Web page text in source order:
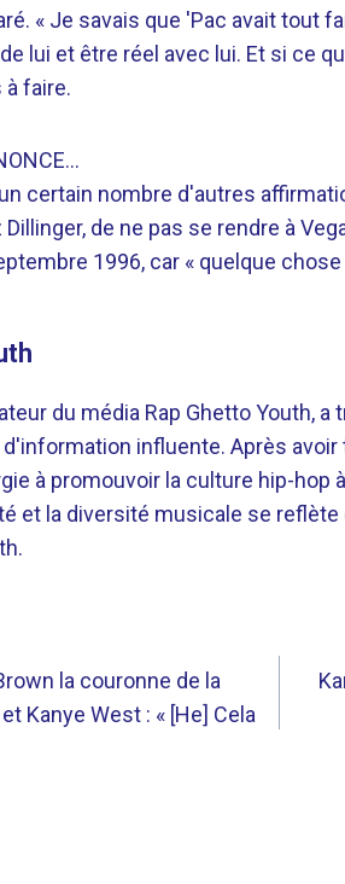
« Je savais que 'Pac avait tout
lui et être réel avec lui. Et si ce
à faire.
certain nombre d'autres
Dillinger, de ne pas se rendre à
1996, car « quelque chose
du média Rap Ghetto Youth,
influente. Après
à promouvoir la culture hip-hop
et la diversité musicale se
la couronne de la
Kanye West : « [He] Cela